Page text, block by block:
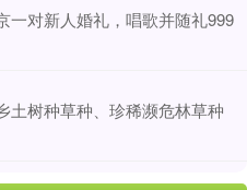
一对新人婚礼，唱歌并随礼999
土树种草种、珍稀濒危林草种